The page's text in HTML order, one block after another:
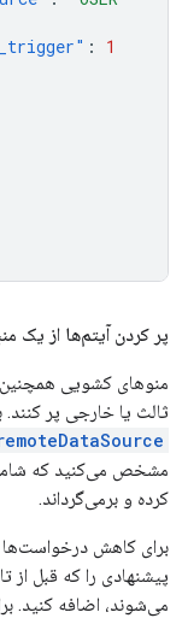
:
1
پر کردن آیتم‌ها از یک
منوهای کشویی همچنین
ثالث یا خارجی پر کنند.
مشخص می‌کنید که شامل
کرده و برمی‌گرداند.
برای کاهش درخواست‌ها
پیشنهادی را که قبل از
می‌شوند، اضافه کنید.